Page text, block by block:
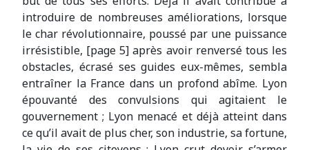
introduire de nombreuses améliorations, lorsque
le char révolutionnaire, poussé par une puissance
irrésistible, [page 5] après avoir renversé tous les
obstacles, écrasé ses guides eux-mêmes, sembla
entraîner la France dans un profond abîme. Lyon
épouvanté des convulsions qui agitaient le
gouvernement ; Lyon menacé et déjà atteint dans
ce qu’il avait de plus cher, son industrie, sa fortune,